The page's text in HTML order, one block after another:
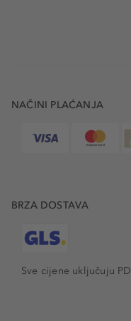
NAČINI PLAĆANJA
BRZA DOSTAVA
Sve cijene uključuju